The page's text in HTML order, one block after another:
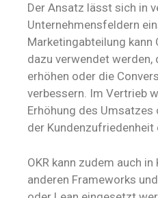
Der Ansatz lässt sich in
Unternehmensfeldern
Marketingabteilung kann
dazu verwendet werden,
erhöhen oder die
verbessern. Im Vertrieb
Erhöhung des
der Kundenzufriedenheit
OKR kann zudem auch
anderen Frameworks